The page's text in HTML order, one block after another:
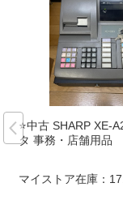
⭐中古 SHARP XE-
タ 事務・店舗用品
マイストア在庫：